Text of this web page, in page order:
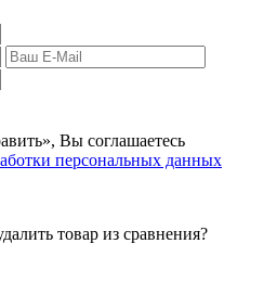
Вы соглашаетесь
персональных данных
товар из сравнения?